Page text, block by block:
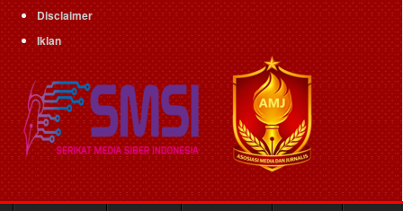
Disclaimer
Iklan